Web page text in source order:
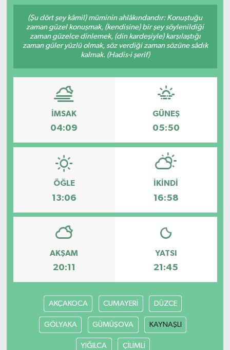
(Şu dört şey kâmil) müminin ahlâkındandır: Konuştuğu
zaman güzel konuşmak, (kendisine) bir şey söylenildiği
zaman güzelce dinlemek, (din kardeşiyle) karşılaştığı
zaman güler yüzlü olmak, söz verdiği zaman sözüne sâdık
kalmak. (Hadis-i şerif)
İMSAK
04:09
GÜNEŞ
05:50
ÖĞLE
13:06
İKINDI
16:58
AKŞAM
20:11
YATSI
21:45
AKÇAKOCA CUMAYERİ DÜZCE
GÖLYAKA GÜMÜŞOVA KAYNAŞLI
YIĞILCA ÇİLİMLİ